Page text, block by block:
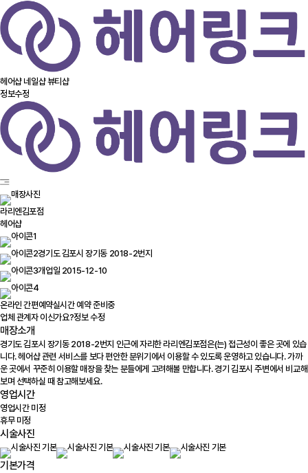
헤어샵 네일샵뷰티샵
정보수정
라리엔김포점
헤어샵
경기도 김포시 장기동 2018-2번지
개업일 2015-12-10
온라인 간편예약실시간 예약 준비중
업체 관계자 이신가요?정보 수정
매장소개
경기도 김포시 장기동 2018-2번지 인근에 자리한 라리엔김포점은(는) 접근성이 좋은 곳에 있습
니다. 헤어샵 관련 서비스를 보다 편안한 분위기에서 이용할 수 있도록 운영하고 있습니다. 가까
운 곳에서 꾸준히 이용할 매장을 찾는 분들에게 고려해볼 만합니다. 경기 김포시 주변에서 비교해
보며 선택하실 때 참고해보세요.
영업시간
영업시간 미정
휴무 미정
시술사진
기본가격